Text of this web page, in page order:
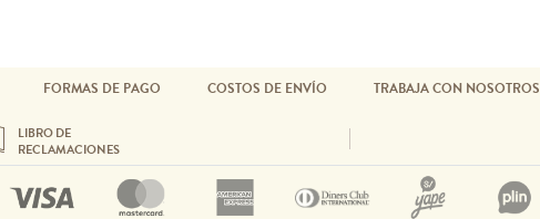
FORMAS DE PAGO COSTOS DE ENVÍO TRABAJA CON NOSOTROS
LIBRO DE
RECLAMACIONES